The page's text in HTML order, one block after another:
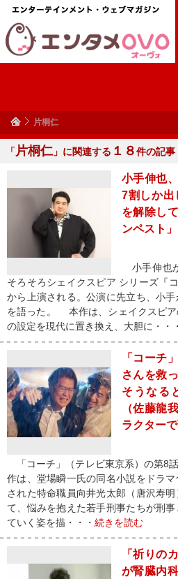
片桐仁
「片桐仁 」に関連する １８件の記事
小手伸也
7割しか出
を解除し
ンペスト」
小手伸也
そろそろシェイクスピア シリーズ『
から上演される。公演に先立ち、小
を語った。 本作は、シェイクスピア
の設定を現代に置き換え、大胆に・・・
「コーチ
さんを救
そうなる
（佐藤龍
ラクター
「コーチ」（テレビ東京系）の第8
作は、堂場瞬一氏の同名小説をドラ
された特命職員向井光太郎（唐沢寿
て、悩みを抱えた若手刑事たちが刑
ていく姿を描・・・ 続きを読む
「祈りの
が腎臓内